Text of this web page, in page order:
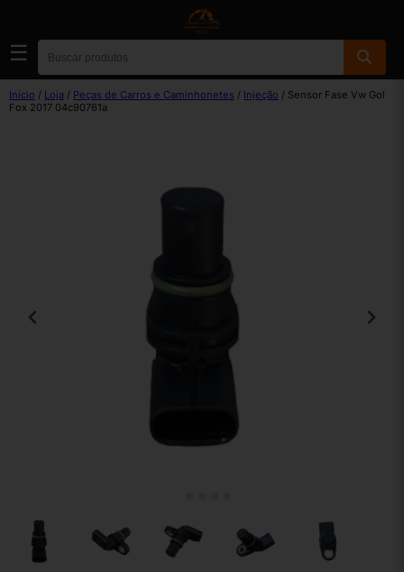
☰
Início / Loja / Peças de Carros e Caminhonetes / Injeção / Sensor Fase Vw Gol
Fox 2017 04c90761a